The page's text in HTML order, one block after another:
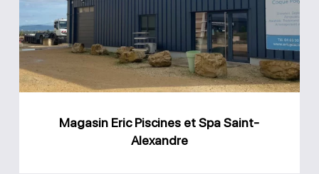
Saint-
Alexandre
Magasin Eric Piscines et Spa Saint-
Alexandre